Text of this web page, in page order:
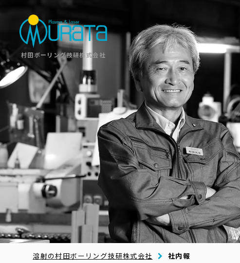
村田ボーリング技研株式会社
溶射の村田ボーリング技研株式会社 社内報